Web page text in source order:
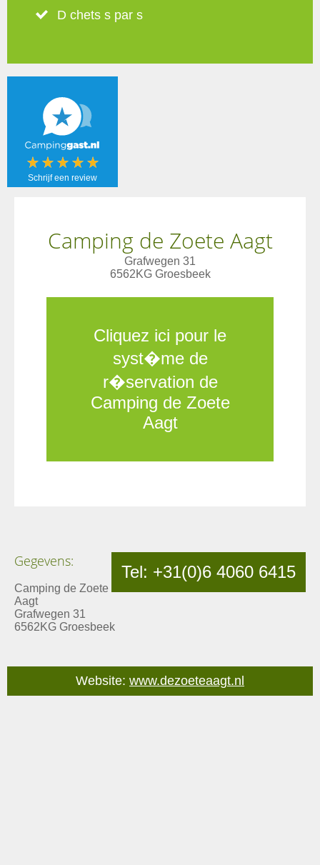
D chets s par s
Schrijf een review
Schrijf een
review!
Camping de Zoete Aagt
Grafwegen 31
6562KG Groesbeek
Cliquez ici pour le
syst�me de
r�servation de
Camping de Zoete
Aagt
Tel: +31(0)6 4060 6415
Gegevens:
Camping de Zoete
Aagt
Grafwegen 31
6562KG Groesbeek
Website: www.dezoeteaagt.nl